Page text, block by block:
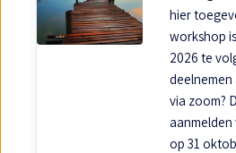
hier
workshop
2026 te
via zoom?
op 31